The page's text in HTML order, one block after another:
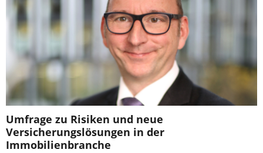
Umfrage zu Risiken und neue
Versicherungslösungen in der
Immobilienbranche